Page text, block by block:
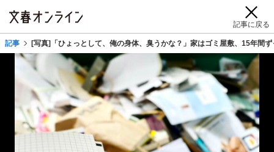
記事に戻る
記事 [写真]「ひょっとして、俺の身体、臭うかな？」家はゴミ屋敷、15年間